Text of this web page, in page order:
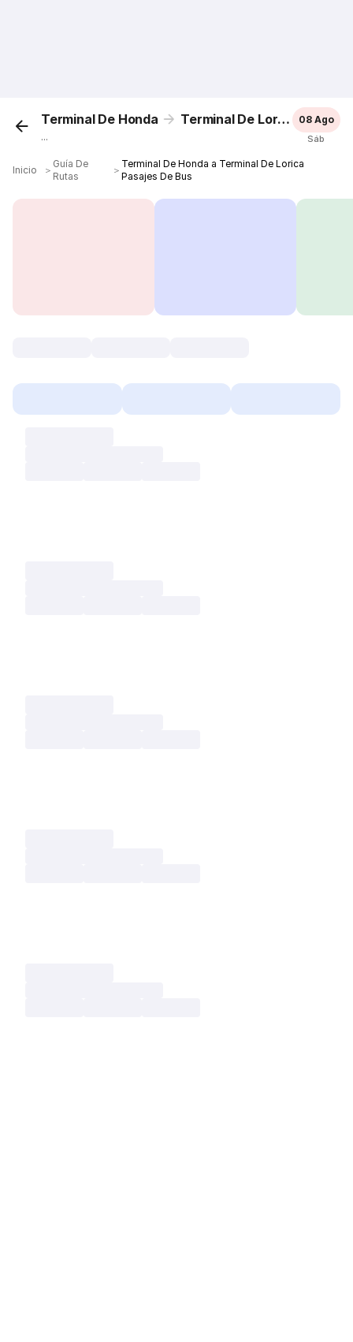
Terminal De Honda Terminal De Lorica
...
08 Ago
Sáb
Inicio ＞
Guía De
Rutas
＞
Terminal De Honda a Terminal De Lorica
Pasajes De Bus